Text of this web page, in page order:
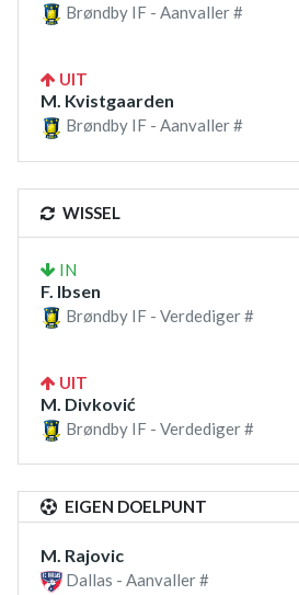
Brøndby IF - Aanvaller #
UIT
M. Kvistgaarden
Brøndby IF - Aanvaller #
WISSEL
IN
F. Ibsen
Brøndby IF - Verdediger #
UIT
M. Divković
Brøndby IF - Verdediger #
EIGEN DOELPUNT
M. Rajovic
Dallas - Aanvaller #